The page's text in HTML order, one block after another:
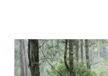
Family Gathering, dsb.
daftar hotel yang ada di